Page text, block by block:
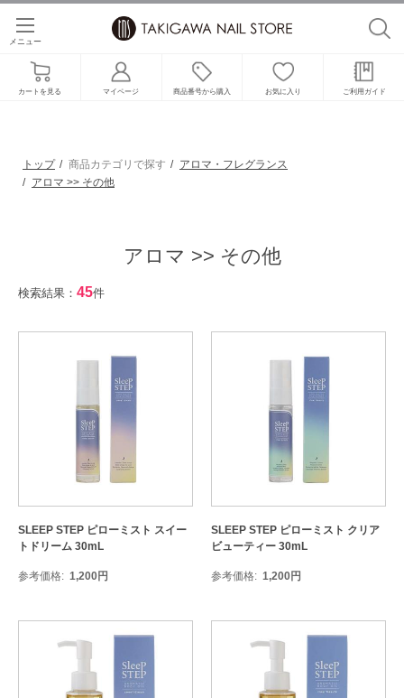
カートを見る マイページ 商品番号から購入 お気に入り ご利用ガイド
メニュー
トップ 商品カテゴリで探す
アロマ・フレグランス
アロマ >> その他
アロマ >> その他
検索結果： 45件
SLEEP STEP ピローミスト スイー
トドリーム 30mL
参考価格 1,200円
SLEEP STEP ピローミスト クリア
ビューティー 30mL
参考価格 1,200円